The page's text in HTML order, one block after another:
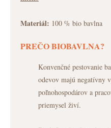
Materiál: 100 % bio bavlna
PREČO BIOBAVLNA?
Konvenčné pestovanie
odevov majú negatívny
poľnohospodárov a
priemysel živí.